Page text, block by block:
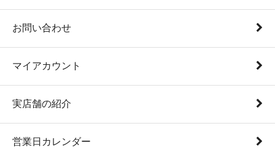
お問い合わせ
マイアカウント
実店舗の紹介
営業日カレンダー